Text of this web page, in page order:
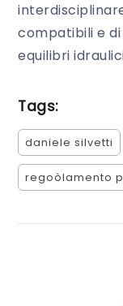
compatibili e
equilibri
Tags:
daniele silvetti
regoòlamento